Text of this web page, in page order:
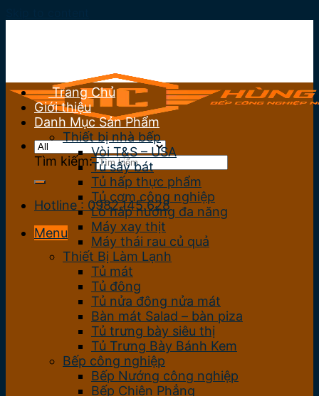
Tìm kiếm:
Hotline : 0982.145.628
Menu
Trang Chủ
Giới thiệu
Danh Mục Sản Phẩm
Thiết bị nhà bếp
Vòi T&S – USA
Tủ sấy bát
Tủ hấp thực phẩm
Tủ cơm công nghiệp
Lò hấp nướng đa năng
Máy xay thịt
Máy thái rau củ quả
Thiết Bị Làm Lạnh
Tủ mát
Tủ đông
Tủ nửa đông nửa mát
Bàn mát Salad – bàn piza
Tủ trưng bày siêu thị
Tủ Trưng Bày Bánh Kem
Bếp công nghiệp
Bếp Nướng công nghiệp
Bếp Chiên Phẳng